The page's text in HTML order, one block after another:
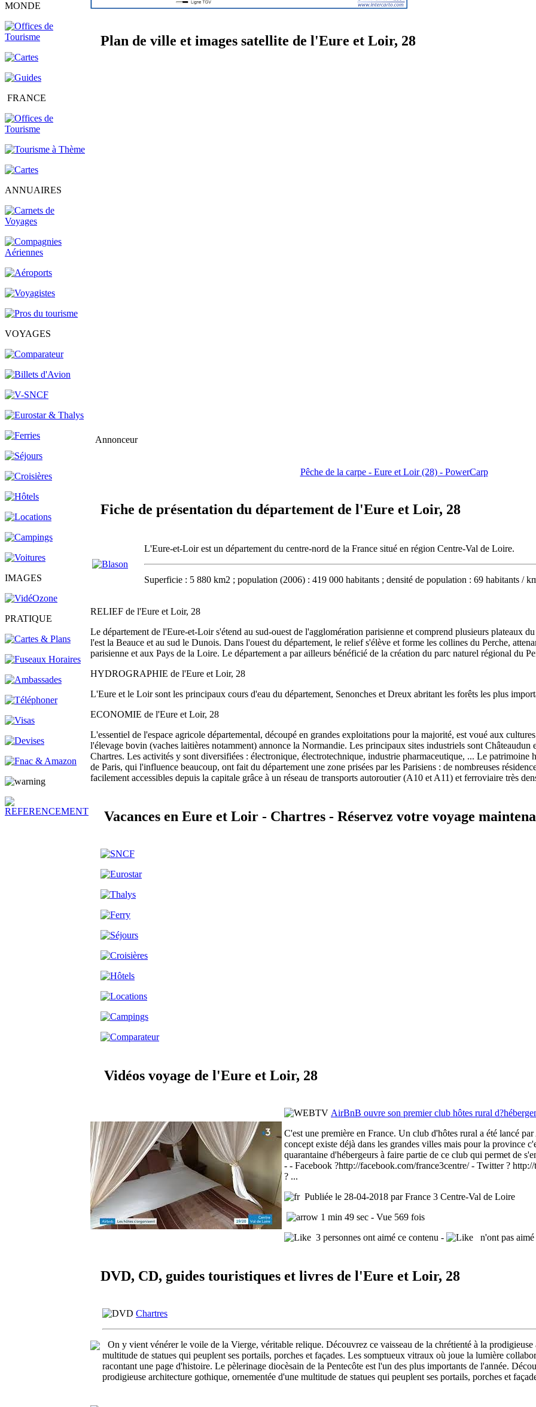
MONDE
FRANCE
ANNUAIRES
VOYAGES
IMAGES
PRATIQUE
Plan de ville et images satellite de l'Eure et Loir, 28
Annonceur
Pêche de la carpe - Eure et Loir (28) - PowerCarp
Fiche de présentation du département de l'Eure et Loir, 28
L'Eure-et-Loir est un département du centre-nord de la France situé en région Centre-Val de Loire.
Superficie : 5 880 km2 ; population (2006) : 419 000 habitants ; densité de population : 69 habitants /
RELIEF de l'Eure et Loir, 28
Le département de l'Eure-et-Loir s'étend au sud-ouest de l'agglomération parisienne et comprend plusieurs plateaux
l'est la Beauce et au sud le Dunois. Dans l'ouest du département, le relief s'élève et forme les collines du Perche,
parisienne et aux Pays de la Loire. Le département a par ailleurs bénéficié de la création du parc naturel régional du
HYDROGRAPHIE de l'Eure et Loir, 28
L'Eure et le Loir sont les principaux cours d'eau du département, Senonches et Dreux abritant les forêts les plus
ECONOMIE de l'Eure et Loir, 28
L'essentiel de l'espace agricole départemental, découpé en grandes exploitations pour la majorité, est voué aux
l'élevage bovin (vaches laitières notamment) annonce la Normandie. Les principaux sites industriels sont
Chartres. Les activités y sont diversifiées : électronique, électrotechnique, industrie pharmaceutique, ... Le
de Paris, qui l'influence beaucoup, ont fait du département une zone prisées par les Parisiens : de nombreuses
facilement accessibles depuis la capitale grâce à un réseau de transports autoroutier (A10 et A11) et ferroviaire très
Vacances en Eure et Loir - Chartres - Réservez votre voyage
Vidéos voyage de l'Eure et Loir, 28
AirBnB ouvre son premier club hôtes rural
C'est une première en France. Un club d'hôtes rural a été lancé
concept existe déjà dans les grandes villes mais pour la province
quarantaine d'hébergeurs à faire partie de ce club qui permet de
- - Facebook ?http://facebook.com/france3centre/ - Twitter ?
? ...
Publiée le 28-04-2018 par France 3 Centre-Val de Loire
1 min 49 sec - Vue 569 fois
3 personnes ont aimé ce contenu -
n'ont pas aimé
DVD, CD, guides touristiques et livres de l'Eure et Loir, 28
Chartres
On y vient vénérer le voile de la Vierge, véritable relique. Découvrez ce vaisseau de la chrétienté à la
multitude de statues qui peuplent ses portails, porches et façades. Les somptueux vitraux où joue la lumière
racontant une page d'histoire. Le pèlerinage diocèsain de la Pentecôte est l'un des plus importants de l'année.
prodigieuse architecture gothique, ornementée d'une multitude de statues qui peuplent ses portails, porches et